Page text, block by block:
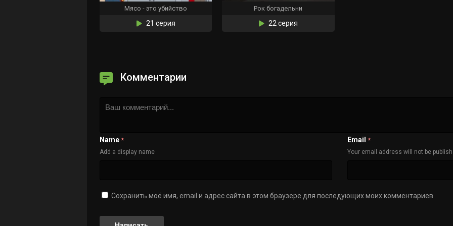
Мясо - это убийство
21 серия
Рок богадельни
22 серия
Комментарии
Name *
Add a display name
Email *
Your email address will not be
Сохранить моё имя, email и адрес сайта в этом браузере для последующих моих комментариев.